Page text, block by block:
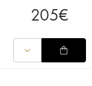
205€